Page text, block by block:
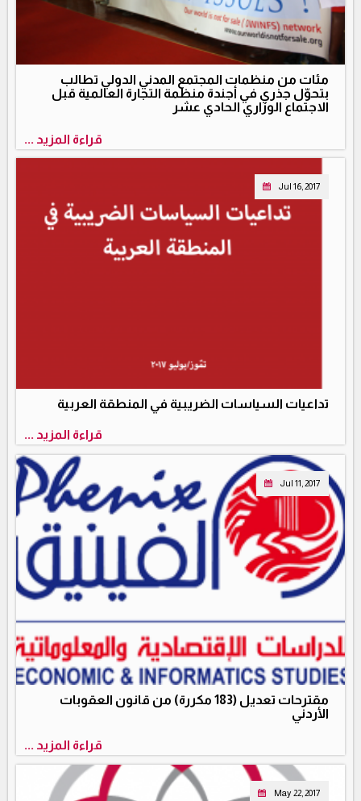
مئات من منظمات المجتمع المدني الدولي تطالب
بتحوّل جذري في أجندة منظمة التجارة العالمية قبل
الاجتماع الوزاري الحادي عشر
قراءة المزيد ...
Jul 16, 2017
تداعيات السياسات الضريبية في المنطقة العربية
قراءة المزيد ...
Jul 11, 2017
مقترحات تعديل (183 مكررة) من قانون العقوبات
الأردني
قراءة المزيد ...
May 22, 2017